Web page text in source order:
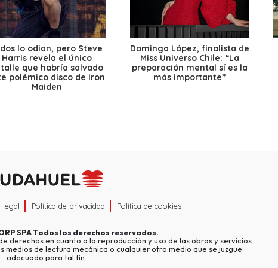
lo odian, pero Steve
Harris revela el único
que habría salvado
polémico disco de Iron
Maiden
Dominga López, finalista de
Miss Universo Chile: “La
preparación mental sí es la
más importante”
legal Política de privacidad Política de cookies
SPATodos los derechos reservados.
derechos en cuanto a la reproducción y uso de las obras y servicios
de lectura mecánica o cualquier otro medio que se juzgue
adecuado para tal fin.